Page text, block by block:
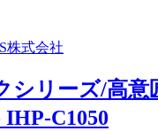
株式会社
シリーズ/高意
C1050